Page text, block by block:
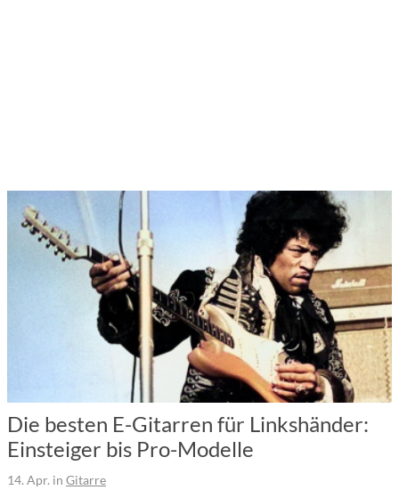
Die besten E-Gitarren für Linkshänder:
Einsteiger bis Pro-Modelle
14. Apr. in Gitarre